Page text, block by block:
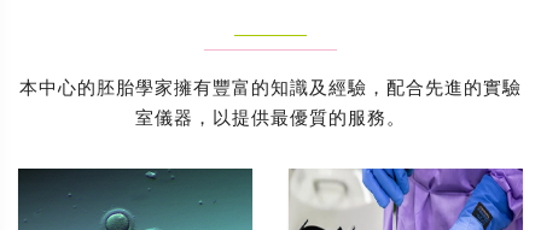
本中心的胚胎學家擁有豐富的知識及經驗，配合先進的實驗
室儀器，以提供最優質的服務。